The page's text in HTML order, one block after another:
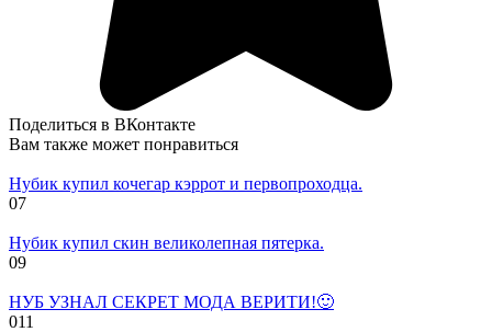
Поделиться в ВКонтакте
Вам также может понравиться
Нубик купил кочегар кэррот и первопроходца.
07
Нубик купил скин великолепная пятерка.
09
НУБ УЗНАЛ СЕКРЕТ МОДА ВЕРИТИ!🙂
011